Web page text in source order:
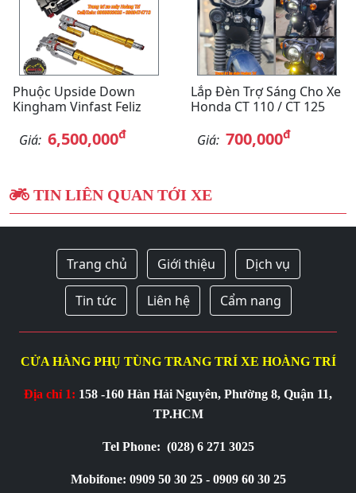
Phuộc Upside Down
Kingham Vinfast Feliz
Giá: 6,500,000đ
Lắp Đèn Trợ Sáng Cho Xe
Honda CT 110 / CT 125
Giá: 700,000đ
TIN LIÊN QUAN TỚI XE
Trang chủ Giới thiệu Dịch vụ
Tin tức Liên hệ Cẩm nang
CỬA HÀNG PHỤ TÙNG TRANG TRÍ XE HOÀNG TRÍ
Địa chỉ 1: 158 -160 Hàn Hải Nguyên, Phường 8, Quận 11,
TP.HCM
Tel Phone: (028) 6 271 3025
Mobifone: 0909 50 30 25 - 0909 60 30 25